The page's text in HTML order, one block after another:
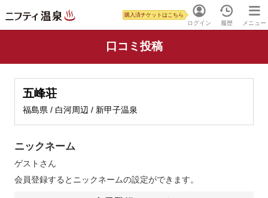
ログイン
購入済チケットはこちら
履歴 メニュー
口コミ投稿
五峰荘
福島県 / 白河周辺 / 新甲子温泉
ニックネーム
ゲスト さん
会員登録するとニックネームの設定ができます。